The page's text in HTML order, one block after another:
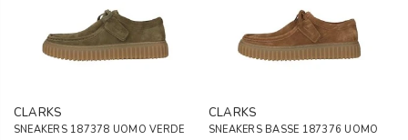
CLARKS
SNEAKERS 187378 UOMO VERDE
CLARKS
SNEAKERS BASSE 187376 UOMO